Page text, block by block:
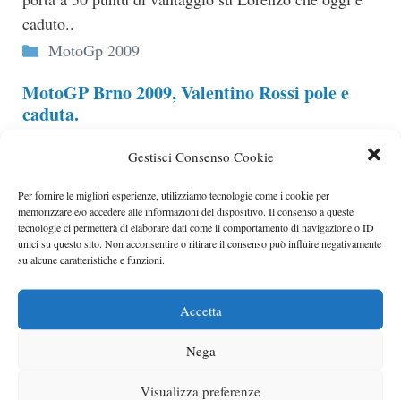
Gestisci Consenso Cookie
Per fornire le migliori esperienze, utilizziamo tecnologie come i cookie per
memorizzare e/o accedere alle informazioni del dispositivo. Il consenso a queste
tecnologie ci permetterà di elaborare dati come il comportamento di navigazione o ID
unici su questo sito. Non acconsentire o ritirare il consenso può influire negativamente
su alcune caratteristiche e funzioni.
Accetta
Nega
Visualizza preferenze
caduto..
Categorie
MotoGp 2009
MotoGP Brno 2009, Valentino Rossi pole e
caduta.
per Valentino Rossi su circuito Ceco di Brno.
MotoGp 2009
MotoGP Brno 2009, orari e presentazione
Gran Premio della Repubblica Ceca
MotoGp 2009